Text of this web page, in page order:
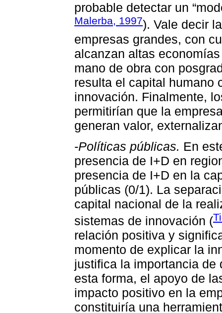
probable detectar un
Malerba, 1997). Vale decir
empresas grandes, con
alcanzan altas
mano de obra con
resulta el capital humano
innovación. Finalmente,
permitirían que la
generan valor,
-Políticas públicas. En
presencia de I+D en
presencia de I+D en la
públicas (0/1). La
capital nacional de la
sistemas de innovación (
relación positiva y
momento de explicar la
justifica la importancia de
esta forma, el apoyo de
impacto positivo en la
constituiría una